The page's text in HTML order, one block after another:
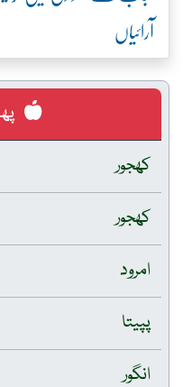
آرائیاں
کھجور
کھجور
امرود
پپیتا
انگور